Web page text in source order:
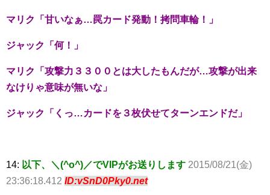
マリク「甘いなぁ…罠カード発動！拷問車輪！」
ジャック「何！」
マリク「攻撃力３３００とは大したもんだが…攻撃が出来
なけりゃ意味が無いな」
ジャック「くっ…カードを３枚伏せてターンエンドだ」
14: 以下、＼(^o^)／でVIPがお送りします 2015/08/21(金)
23:36:18.412 ID:vSnD0Pky0.net